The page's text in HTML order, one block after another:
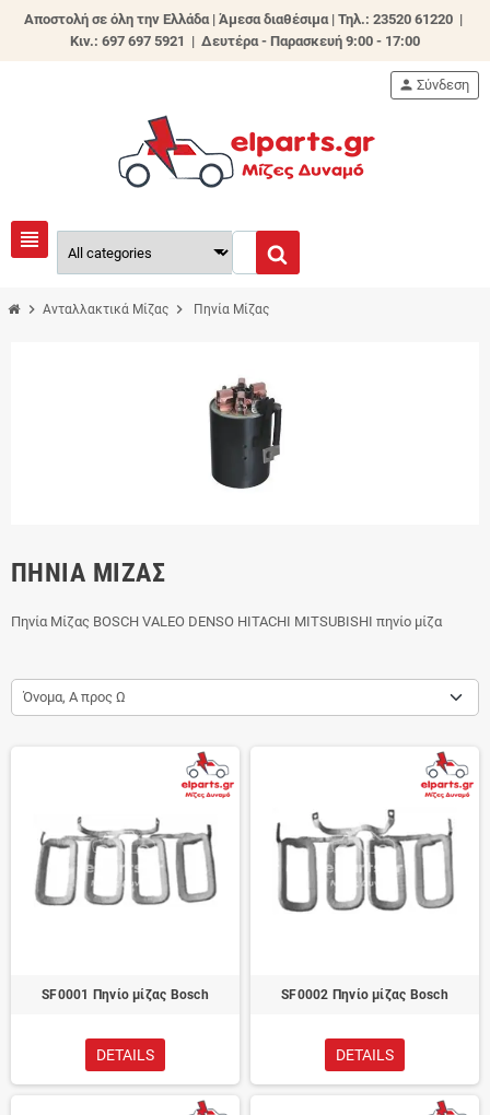
Αποστολή σε όλη την Ελλάδα | Άμεσα διαθέσιμα | Τηλ.: 23520 61220 |
Κιν.: 697 697 5921 | Δευτέρα - Παρασκευή 9:00 - 17:00
view_headline
person Σύνδεση
chevron_right Ανταλλακτικά Μίζας chevron_right Πηνία Μίζας
ΠΗΝΊΑ ΜΊΖΑΣ
Πηνία Μίζας BOSCH VALEO DENSO HITACHI MITSUBISHI πηνίο μίζα
Όνομα, Α προς Ω
SF0001 Πηνίο μίζας Bosch
DETAILS
SF0002 Πηνίο μίζας Bosch
DETAILS